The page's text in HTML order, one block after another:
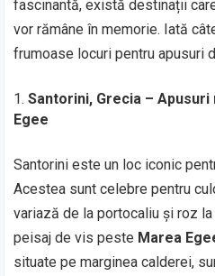
fascinantă, există destinații
vor rămâne în memorie. Iată
frumoase locuri pentru apusuri
Santorini, Grecia –
Egee
Santorini este un loc iconic
Acestea sunt celebre pentru
variază de la portocaliu și roz
peisaj de vis peste Marea
situate pe marginea calderei,